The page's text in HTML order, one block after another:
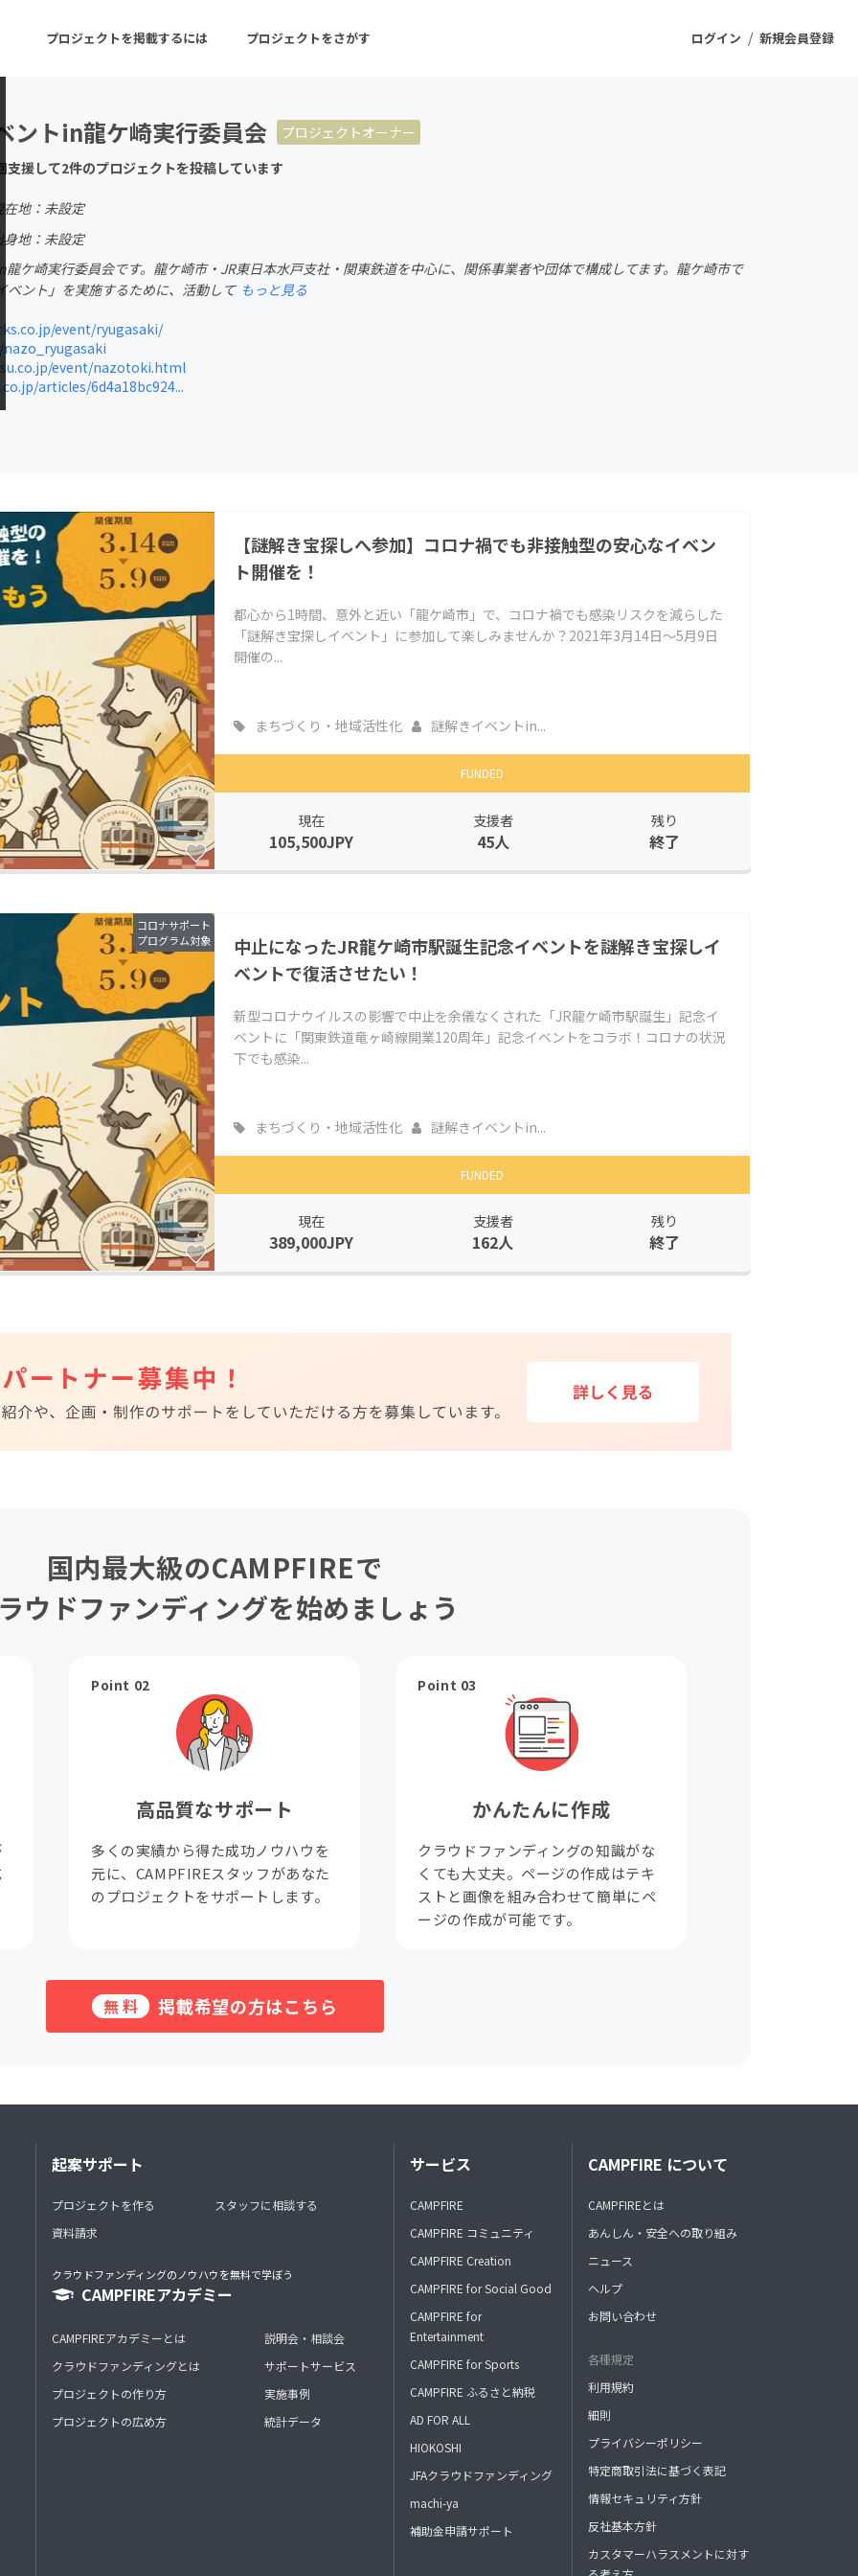
ログイン / 新規会員登録
プロジェクトを掲載するには プロジェクトをさがす
ーン 注目の新着プロジェクト
音楽
ゲーム・サービス開発
フード・飲食店
ファッション
チャレンジ
ントin龍ケ崎実行委員会
プロジェクトオーナー
支援して2件のプロジェクトを投稿しています
在地：未設定
身地：未設定
ケ崎実行委員会です。龍ケ崎市・JR東日本水戸支社・関東鉄道を中心に、関係事業者や団体で構成してます。龍ケ崎市で
ベント」を実施するために、活動して もっと見る
event/ryugasaki/
event/nazotoki.html
articles/6d4a18bc924...
【謎解き宝探しへ参加】コロナ禍でも非接触型の安心なイベン
ト開催を！
都心から1時間、意外と近い「龍ケ崎市」で、コロナ禍でも感染リスクを減らした
「謎解き宝探しイベント」に参加して楽しみませんか？2021年3月14日～5月9日
開催の...
まちづくり・地域活性化 謎解きイベントin...
FUNDED
現在
105,500JPY
支援者
45人
残り
終了
コロナサポート
プログラム対象
中止になったJR龍ケ崎市駅誕生記念イベントを謎解き宝探しイ
ベントで復活させたい！
新型コロナウイルスの影響で中止を余儀なくされた「JR龍ケ崎市駅誕生」記念イ
ベントに「関東鉄道竜ヶ崎線開業120周年」記念イベントをコラボ！コロナの状況
下でも感染...
まちづくり・地域活性化 謎解きイベントin...
FUNDED
現在
389,000JPY
支援者
162人
残り
終了
国内最大級のCAMPFIREで
ウドファンディングを始めましょう
Point 02
高品質なサポート
多くの実績から得た成功ノウハウを
元に、CAMPFIREスタッフがあなた
のプロジェクトをサポートします。
Point 03
かんたんに作成
クラウドファンディングの知識がな
くても大丈夫。ページの作成はテキ
ストと画像を組み合わせて簡単にペ
ージの作成が可能です。
無料 掲載希望の方はこちら
起案サポート
プロジェクトを作る
資料請求
スタッフに相談する
クラウドファンディングのノウハウを無料で学ぼう
CAMPFIREアカデミー
CAMPFIREアカデミーとは
クラウドファンディングとは
プロジェクトの作り方
プロジェクトの広め方
説明会・相談会
サポートサービス
実施事例
統計データ
サービス
CAMPFIRE
CAMPFIRE コミュニティ
CAMPFIRE Creation
CAMPFIRE for Social Good
CAMPFIRE for
Entertainment
CAMPFIRE for Sports
CAMPFIRE ふるさと納税
AD FOR ALL
HIOKOSHI
JFAクラウドファンディング
machi-ya
補助金申請サポート
CAMPFIRE について
CAMPFIREとは
あんしん・安全への取り組み
ニュース
ヘルプ
お問い合わせ
各種規定
利用規約
細則
プライバシーポリシー
特定商取引法に基づく表記
情報セキュリティ方針
反社基本方針
カスタマーハラスメントに対す